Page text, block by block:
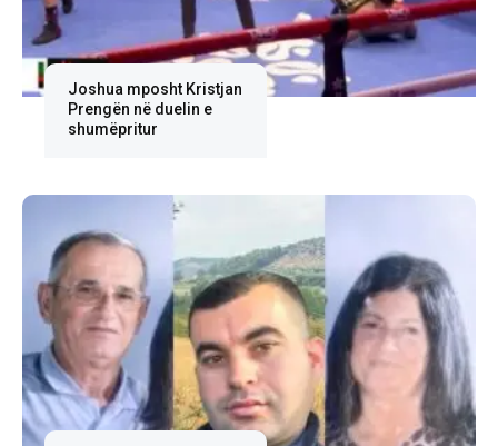
Joshua mposht Kristjan
Prengën në duelin e
shumëpritur